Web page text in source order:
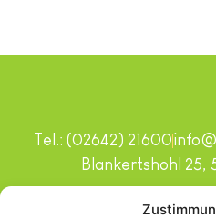
Copyright © 2024. Alle
Tel.: (02642) 21600
Blankertshohl 25,